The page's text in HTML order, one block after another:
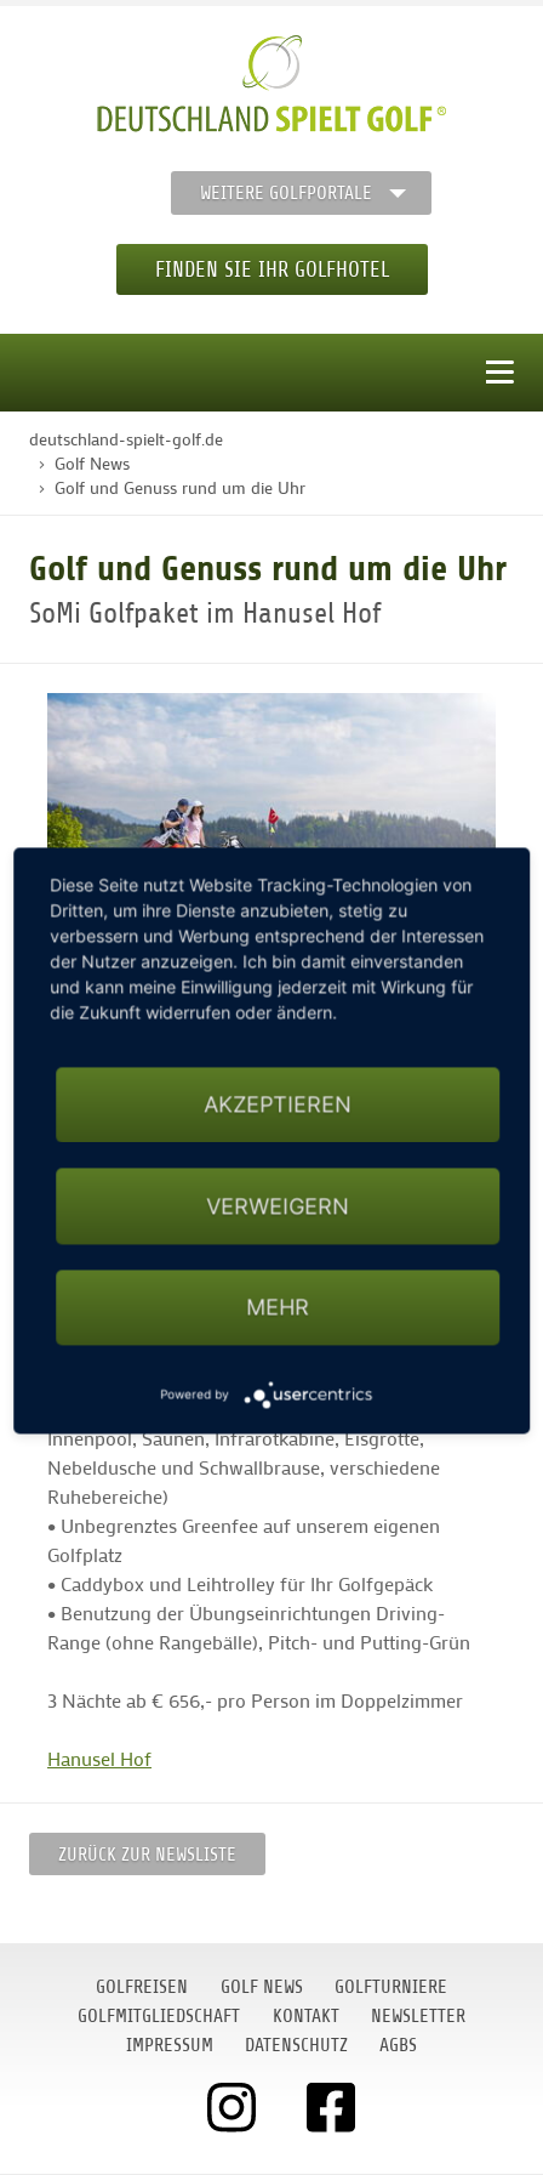
WEITERE GOLFPORTALE
FINDEN SIE IHR GOLFHOTEL
STARTSEITE
GOLFARRANGEMENTS
GOLF & WOMO
MALLORCA GOLFWOCHE
GOLF NEWS
deutschland-spielt-golf.de
Golf News
Golf und Genuss rund um die Uhr
Golf und Genuss rund um die Uhr
SoMi Golfpaket im Hanusel Hof
Mittwoch: essen, trinken, golfen. Ein ausgefeilter
Plan, oder? Freuen Sie sich auf unbegrenztes
Greenfee auf unserem Golfplatz direkt am Hotel.
• Begrüßungs-Aperitif am ersten Abend
• Wellnesskorb mit Bademantel und Badepantoffeln
• Benutzung unseres Wellnessbereichs (Außen- und
Innenpool, Saunen, Infrarotkabine, Eisgrotte,
Nebeldusche und Schwallbrause, verschiedene
Ruhebereiche)
• Unbegrenztes Greenfee auf unserem eigenen
Golfplatz
• Caddybox und Leihtrolley für Ihr Golfgepäck
• Benutzung der Übungseinrichtungen Driving-
Range (ohne Rangebälle), Pitch- und Putting-Grün
3 Nächte ab € 656,- pro Person im Doppelzimmer
Hanusel Hof
ZURÜCK ZUR NEWSLISTE
GOLFREISEN GOLF NEWS
GOLFTURNIERE
GOLFMITGLIEDSCHAFT
KONTAKT
NEWSLETTER
IMPRESSUM
DATENSCHUTZ AGBS
Diese Seite nutzt Website Tracking-Technologien von
Dritten, um ihre Dienste anzubieten, stetig zu
verbessern und Werbung entsprechend der Interessen
der Nutzer anzuzeigen. Ich bin damit einverstanden
und kann meine Einwilligung jederzeit mit Wirkung für
die Zukunft widerrufen oder ändern.
AKZEPTIEREN
VERWEIGERN
MEHR
Powered by